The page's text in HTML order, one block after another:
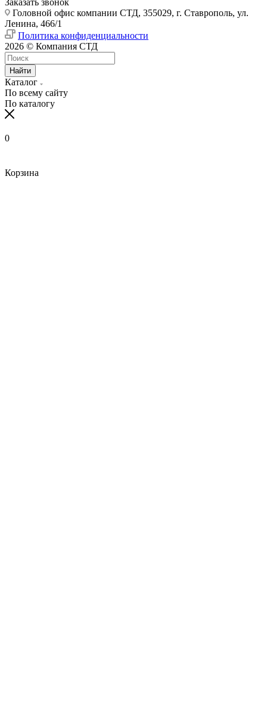
Заказать звонок
Головной офис компании СТД, 355029, г. Ставрополь, ул.
Ленина, 466/1
Политика конфиденциальности
2026 © Компания СТД
Найти
Каталог
По всему сайту
По каталогу
0
Корзина